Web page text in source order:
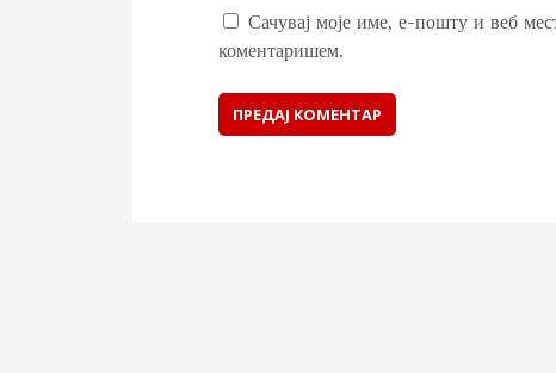
Сачувај моје име, е-пошту и веб
коментаришем.